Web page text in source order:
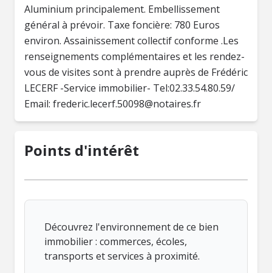
Aluminium principalement. Embellissement
général à prévoir. Taxe foncière: 780 Euros
environ. Assainissement collectif conforme .Les
renseignements complémentaires et les rendez-
vous de visites sont à prendre auprès de Frédéric
LECERF -Service immobilier- Tel:02.33.54.80.59/
Email: frederic.lecerf.50098@notaires.fr
Points d'intérêt
Découvrez l'environnement de ce bien
immobilier : commerces, écoles,
transports et services à proximité.